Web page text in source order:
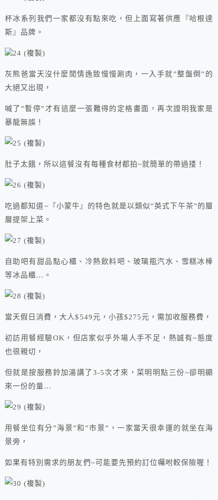
杯冰系列我們一家都沒有點來吃，但上面寫著供應『哈根達
斯』品牌。
灰熊爸當天沒什麼閒情逸致慢慢涮肉，一入手就”整盤倒”的
大絕又出現，
喊了”暫停”才有這麼一張難得的定格畫面，再次證明我家是
暴龍無誤！
肚子太餓，所以這餐沒有每種食材都拍~就簡單的帶過搂！
吃過都知道~『小蒙牛』的特色就是以類似”英式下午茶”的層
層提架上菜。
自助吧有甜品點心櫃、冷熱飲料吧、玻璃瓶汽水、雪糕冰棒
等冰品櫃…。
當天假日消費，大人$549元，小孩$275元，需加收服務費，
初訪用餐經驗OK，但店家似乎外場人手不足，熱誠有~態度
也很親切，
但就是按服務鈴加湯講了3-5次才來，菜明明點三份~卻明顯
來一份的量…
用餐坐位有分”海景”和”市景”，一家當天很幸運的就坐在海
景旁，
如果有特別需求的朋友們~可能要先預約訂位囑咐較保險喔！